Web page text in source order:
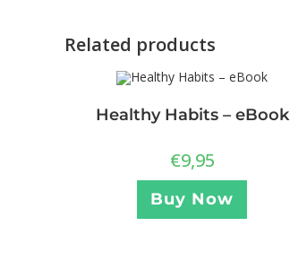
Related products
Healthy Habits – eBook
€9,95
Buy Now